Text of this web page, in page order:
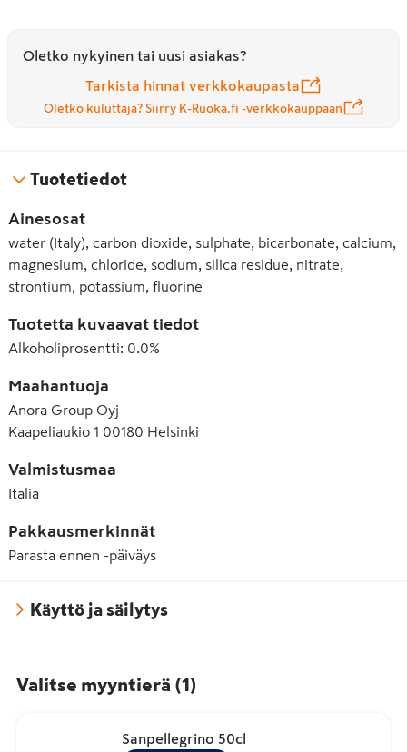
Oletko nykyinen tai uusi asiakas?
Tarkista hinnat verkkokaupasta
Oletko kuluttaja? Siirry K-Ruoka.fi -verkkokauppaan
Tuotetiedot
Ainesosat
water (Italy), carbon dioxide, sulphate, bicarbonate, calcium,
magnesium, chloride, sodium, silica residue, nitrate,
strontium, potassium, fluorine
Tuotetta kuvaavat tiedot
Alkoholiprosentti: 0.0%
Maahantuoja
Anora Group Oyj
Kaapeliaukio 1 00180 Helsinki
Valmistusmaa
Italia
Pakkausmerkinnät
Parasta ennen -päiväys
Käyttö ja säilytys
Valitse myyntierä (1 )
Sanpellegrino 50cl